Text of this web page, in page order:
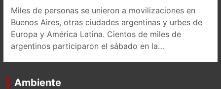
Miles de personas se unieron a movilizaciones en
Buenos Aires, otras ciudades argentinas y urbes de
Europa y América Latina. Cientos de miles de
argentinos participaron el sábado en la…
Ambiente